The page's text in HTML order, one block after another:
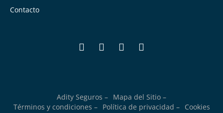
Contacto
Adity Seguros – Mapa del Sitio –
Términos y condiciones –
Política de privacidad – Cookies